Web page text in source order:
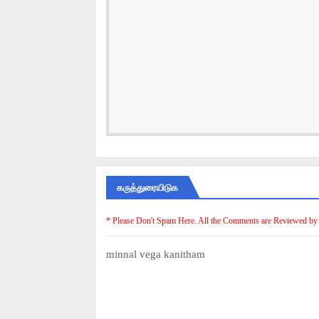
கருத்துரையிடுக
* Please Don't Spam Here. All the Comments are Reviewed
minnal vega kanitham